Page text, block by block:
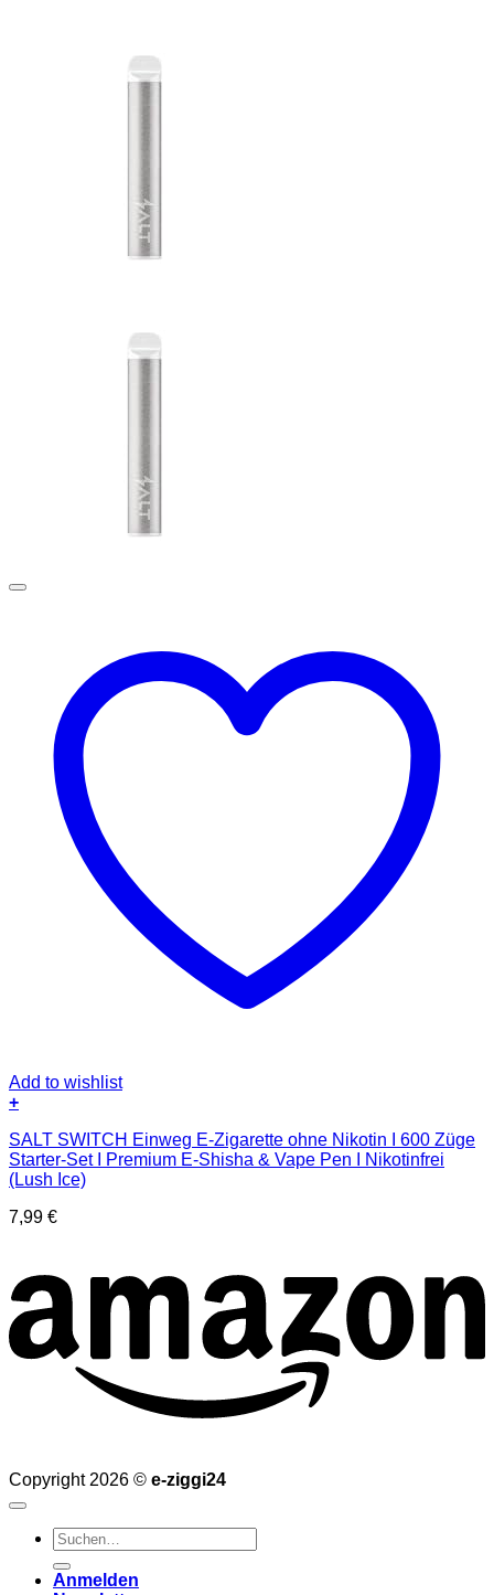
Add to wishlist
+
SALT SWITCH Einweg E-Zigarette ohne Nikotin I 600 Züge
Starter-Set I Premium E-Shisha & Vape Pen I Nikotinfrei
(Lush Ice)
7,99 €
Copyright 2026 © e-ziggi24
Suchen
nach:
Anmelden